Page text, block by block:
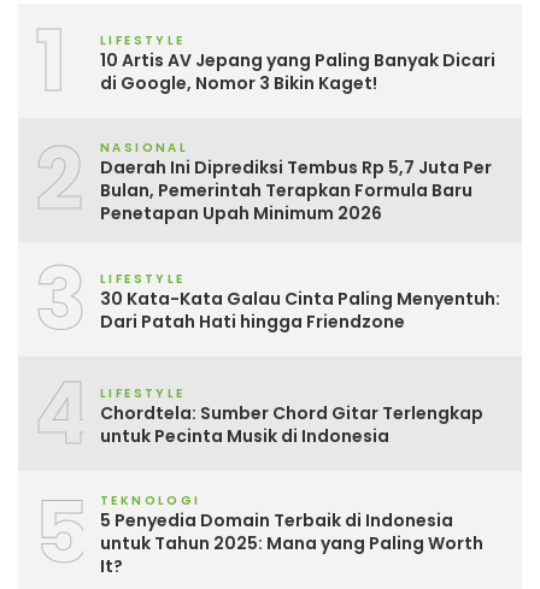
1 LIFESTYLE
10 Artis AV Jepang yang Paling Banyak Dicari
di Google, Nomor 3 Bikin Kaget!
2 NASIONAL
Daerah Ini Diprediksi Tembus Rp 5,7 Juta Per
Bulan, Pemerintah Terapkan Formula Baru
Penetapan Upah Minimum 2026
3 LIFESTYLE
30 Kata-Kata Galau Cinta Paling Menyentuh:
Dari Patah Hati hingga Friendzone
4 LIFESTYLE
Chordtela: Sumber Chord Gitar Terlengkap
untuk Pecinta Musik di Indonesia
5 TEKNOLOGI
5 Penyedia Domain Terbaik di Indonesia
untuk Tahun 2025: Mana yang Paling Worth
It?